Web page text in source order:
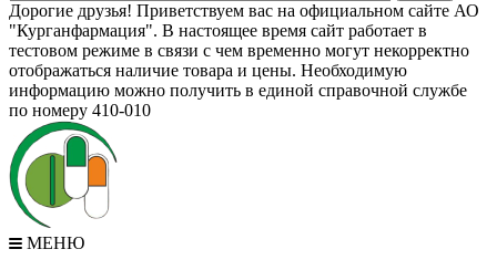
Дорогие друзья! Приветствуем вас на официальном сайте АО
"Курганфармация". В настоящее время сайт работает в
тестовом режиме в связи с чем временно могут некорректно
отображаться наличие товара и цены. Необходимую
информацию можно получить в единой справочной службе
по номеру 410-010
МЕНЮ